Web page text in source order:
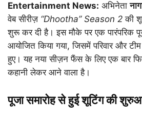
Entertainment News: अभिनेता
वेब सीरीज़ “Dhootha” Season 2 की
शुरू कर दी है। इस मौके पर एक पारंपरिक
आयोजित किया गया, जिसमें परिवार और
हुए। यह नया सीज़न फैंस के लिए एक बार
कहानी लेकर आने वाला है।
पूजा समारोह से हुई शूटिंग की